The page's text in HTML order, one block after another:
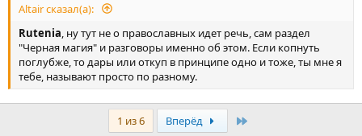
Altair сказал(а):
Rutenia , ну тут не о православных идет речь, сам раздел
"Черная магия" и разговоры именно об этом. Если копнуть
поглубже, то дары или откуп в принципе одно и тоже, ты мне я
тебе, называют просто по разному.
1 из 6 Вперёд